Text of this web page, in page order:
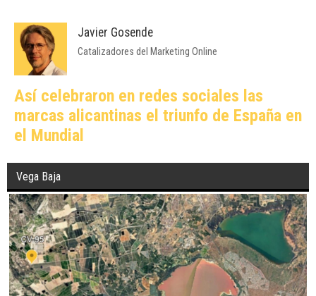
Javier Gosende
Catalizadores del Marketing Online
Así celebraron en redes sociales las
marcas alicantinas el triunfo de España en
el Mundial
Vega Baja